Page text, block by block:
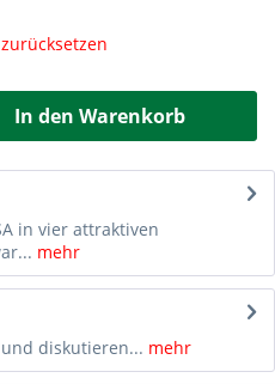
In den Warenkorb
in vier attraktiven
mehr
diskutieren... mehr